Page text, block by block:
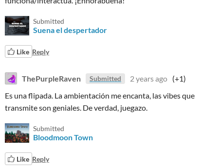
Submitted
Suena el despertador
Like Reply
ThePurpleRaven Submitted 2 years ago (+1)
Es una flipada. La ambientación me encanta, las vibes que
transmite son geniales. De verdad, juegazo.
Submitted
Bloodmoon Town
Like Reply